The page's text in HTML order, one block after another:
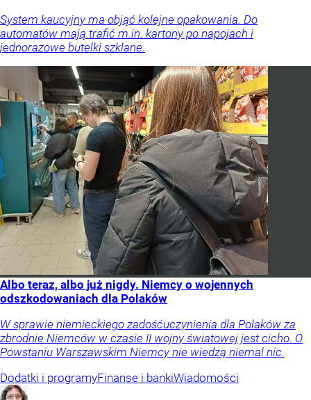
System kaucyjny ma objąć kolejne opakowania. Do
automatów mają trafić m.in. kartony po napojach i
jednorazowe butelki szklane.
Albo teraz, albo już nigdy. Niemcy o wojennych
odszkodowaniach dla Polaków
W sprawie niemieckiego zadośćuczynienia dla Polaków za
zbrodnie Niemców w czasie II wojny światowej jest cicho. O
Powstaniu Warszawskim Niemcy nie wiedzą niemal nic.
Dodatki i programyFinanse i bankiWiadomości